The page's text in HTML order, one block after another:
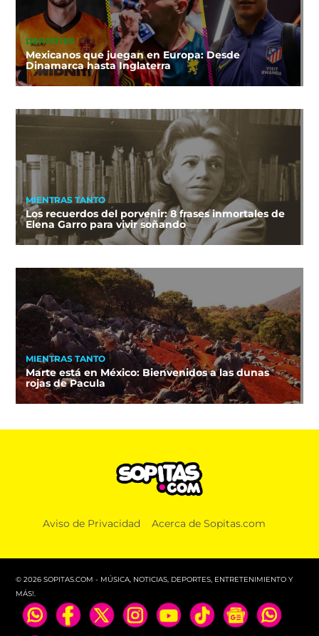
DEPORTES
Mexicanos que juegan en Europa: Desde
Dinamarca hasta Inglaterra
MIENTRAS TANTO
Los recuerdos del porvenir: 8 frases inmortales de
Elena Garro para vivir soñando
MIENTRAS TANTO
Marte está en México: Bienvenidos a las dunas
rojas de Pacula
Aviso de Privacidad Acerca de Sopitas.com
© 2026 SOPITAS.COM - MÚSICA, NOTICIAS, DEPORTES, ENTRETENIMIENTO Y
MÁS!.